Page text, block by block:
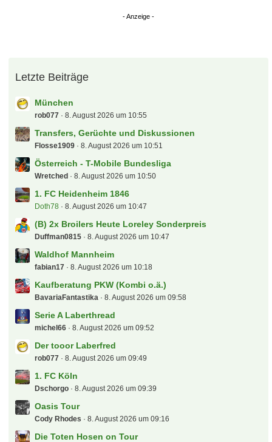
Letzte Beiträge
München
rob077 8. August 2026 um 10:55
Transfers, Gerüchte und Diskussionen
Flosse1909 8. August 2026 um 10:51
Österreich - T-Mobile Bundesliga
Wretched 8. August 2026 um 10:50
1. FC Heidenheim 1846
Doth78 8. August 2026 um 10:47
(B) 2x Broilers Heute Loreley Sonderpreis
Duffman0815 8. August 2026 um 10:47
Waldhof Mannheim
fabian17 8. August 2026 um 10:18
Kaufberatung PKW (Kombi o.ä.)
BavariaFantastika 8. August 2026 um 09:58
Serie A Laberthread
michel66 8. August 2026 um 09:52
Der tooor Laberfred
rob077 8. August 2026 um 09:49
1. FC Köln